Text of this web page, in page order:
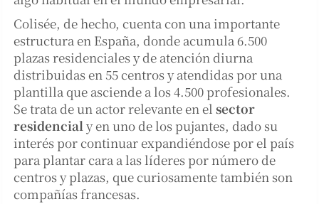
Colisée, de hecho, cuenta con una importante
estructura en España, donde acumula 6.500
plazas residenciales y de atención diurna
distribuidas en 55 centros y atendidas por una
plantilla que asciende a los 4.500 profesionales.
Se trata de un actor relevante en el sector
residencialy en uno de los pujantes, dado su
interés por continuar expandiéndose por el país
para plantar cara a las líderes por número de
centros y plazas, que curiosamente también son
compañías francesas.